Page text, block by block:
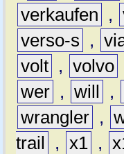
verkaufen
,
verso-s
,
volt , volvo
wer , will ,
wrangler ,
trail
, x1 ,